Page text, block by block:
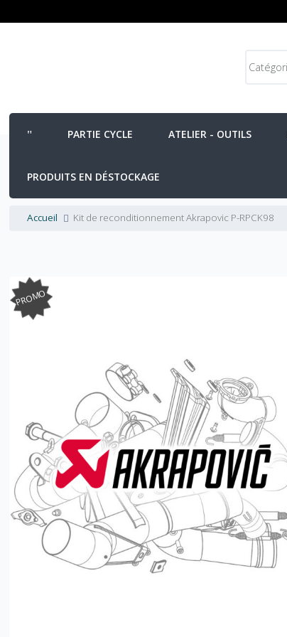
PARTIE CYCLE ATELIER - OUTILS
PRODUITS EN DÉSTOCKAGE
Accueil Kit de reconditionnement Akrapovic P-RPCK98
PROMO